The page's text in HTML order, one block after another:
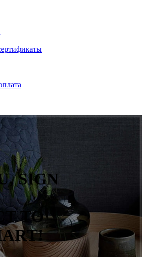
SIGN
TO